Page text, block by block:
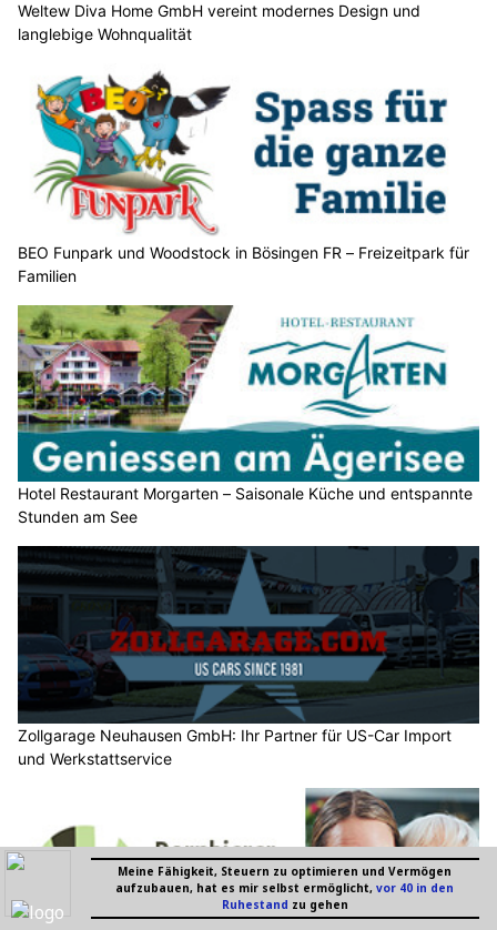
Weltew Diva Home GmbH vereint modernes Design und
langlebige Wohnqualität
BEO Funpark und Woodstock in Bösingen FR – Freizeitpark für
Familien
Hotel Restaurant Morgarten – Saisonale Küche und entspannte
Stunden am See
Zollgarage Neuhausen GmbH: Ihr Partner für US-Car Import
und Werkstattservice